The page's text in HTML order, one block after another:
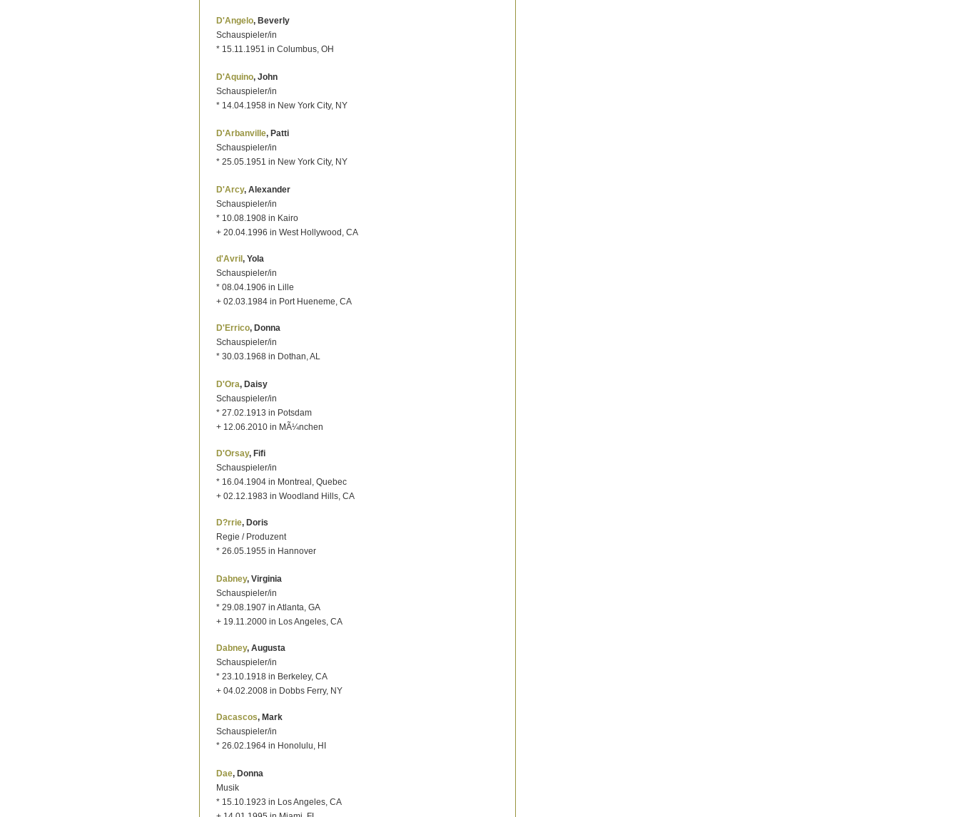
D'Angelo, Beverly
Schauspieler/in
* 15.11.1951 in Columbus, OH
D'Aquino, John
Schauspieler/in
* 14.04.1958 in New York City, NY
D'Arbanville, Patti
Schauspieler/in
* 25.05.1951 in New York City, NY
D'Arcy, Alexander
Schauspieler/in
* 10.08.1908 in Kairo
+ 20.04.1996 in West Hollywood, CA
d'Avril , Yola
Schauspieler/in
* 08.04.1906 in Lille
+ 02.03.1984 in Port Hueneme, CA
D'Errico, Donna
Schauspieler/in
* 30.03.1968 in Dothan, AL
D'Ora, Daisy
Schauspieler/in
* 27.02.1913 in Potsdam
+ 12.06.2010 in MÃ¼nchen
D'Orsay, Fifi
Schauspieler/in
* 16.04.1904 in Montreal, Quebec
+ 02.12.1983 in Woodland Hills, CA
D?rrie, Doris
Regie / Produzent
* 26.05.1955 in Hannover
Dabney, Virginia
Schauspieler/in
* 29.08.1907 in Atlanta, GA
+ 19.11.2000 in Los Angeles, CA
Dabney, Augusta
Schauspieler/in
* 23.10.1918 in Berkeley, CA
+ 04.02.2008 in Dobbs Ferry, NY
Dacascos, Mark
Schauspieler/in
* 26.02.1964 in Honolulu, HI
Dae, Donna
Musik
* 15.10.1923 in Los Angeles, CA